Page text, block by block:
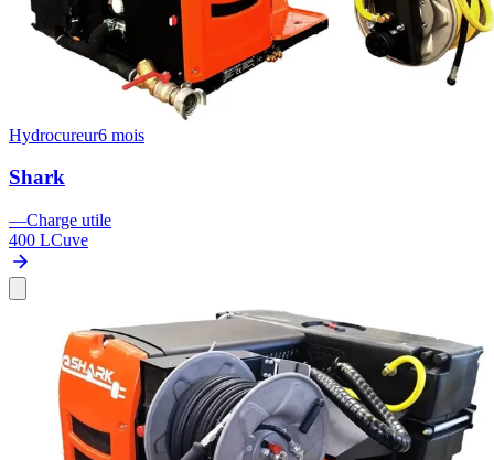
Hydrocureur6 mois
Shark
—Charge utile
400 LCuve